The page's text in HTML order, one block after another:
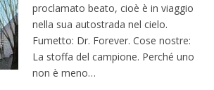
proclamato beato, cioè è in viaggio
nella sua autostrada nel cielo.
Fumetto: Dr. Forever. Cose nostre:
La stoffa del campione. Perché uno
non è meno…